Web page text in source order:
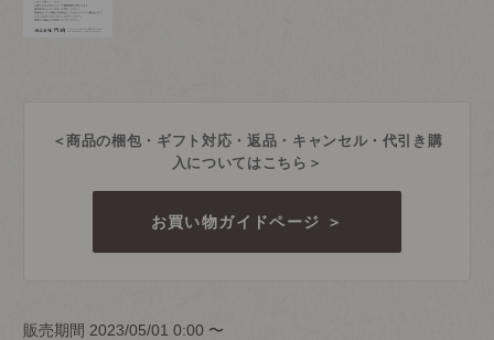
＜商品の梱包・ギフト対応・返品・キャンセル・代引き購
入についてはこちら＞
お買い物ガイドページ ＞
販売期間 2023/05/01 0:00 〜